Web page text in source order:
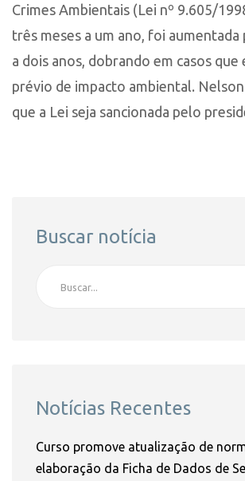
Crimes Ambientais (Lei nº 9.605/
três meses a um ano, foi aumentada
a dois anos, dobrando em casos
prévio de impacto ambiental.
que a Lei seja sancionada pelo
Buscar notícia
Notícias Recentes
Curso promove atualização de
elaboração da Ficha de Dados de